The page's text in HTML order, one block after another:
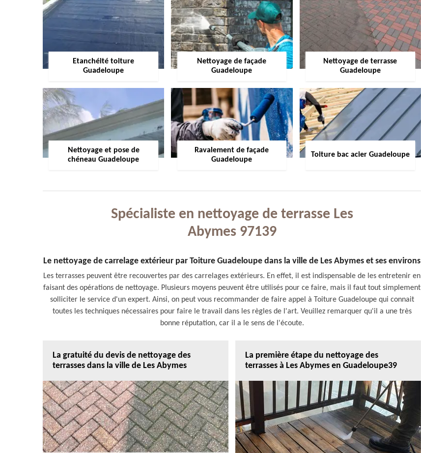
Etanchéité toiture
Guadeloupe
Nettoyage de façade
Guadeloupe
Nettoyage de terrasse
Guadeloupe
Nettoyage et pose de
chéneau Guadeloupe
Ravalement de façade
Guadeloupe
Toiture bac acier Guadeloupe
Spécialiste en nettoyage de terrasse Les
Abymes 97139
Le nettoyage de carrelage extérieur par Toiture Guadeloupe dans la ville de Les Abymes et ses environs
Les terrasses peuvent être recouvertes par des carrelages extérieurs. En effet, il est indispensable de les entretenir en
faisant des opérations de nettoyage. Plusieurs moyens peuvent être utilisés pour ce faire, mais il faut tout simplement
solliciter le service d'un expert. Ainsi, on peut vous recommander de faire appel à Toiture Guadeloupe qui connait
toutes les techniques nécessaires pour faire le travail dans les règles de l'art. Veuillez remarquer qu'il a une très
bonne réputation, car il a le sens de l'écoute.
La gratuité du devis de nettoyage des
terrasses dans la ville de Les Abymes
La première étape du nettoyage des
terrasses à Les Abymes en Guadeloupe39